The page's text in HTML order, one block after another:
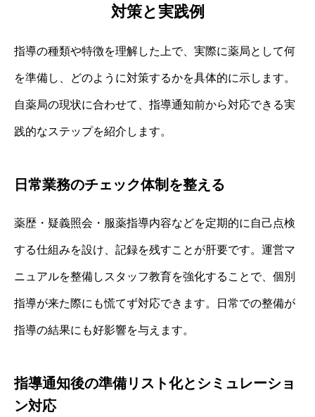
対策と実践例
指導の種類や特徴を理解した上で、実際に薬局として何
を準備し、どのように対策するかを具体的に示します。
自薬局の現状に合わせて、指導通知前から対応できる実
践的なステップを紹介します。
日常業務のチェック体制を整える
薬歴・疑義照会・服薬指導内容などを定期的に自己点検
する仕組みを設け、記録を残すことが肝要です。運営マ
ニュアルを整備しスタッフ教育を強化することで、個別
指導が来た際にも慌てず対応できます。日常での整備が
指導の結果にも好影響を与えます。
指導通知後の準備リスト化とシミュレーショ
ン対応